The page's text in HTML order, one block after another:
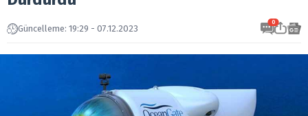
Güncelleme: 19:29 - 07.12.2023
0